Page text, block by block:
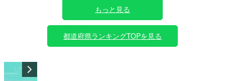
もっと見る
都道府県ランキングTOPを見る